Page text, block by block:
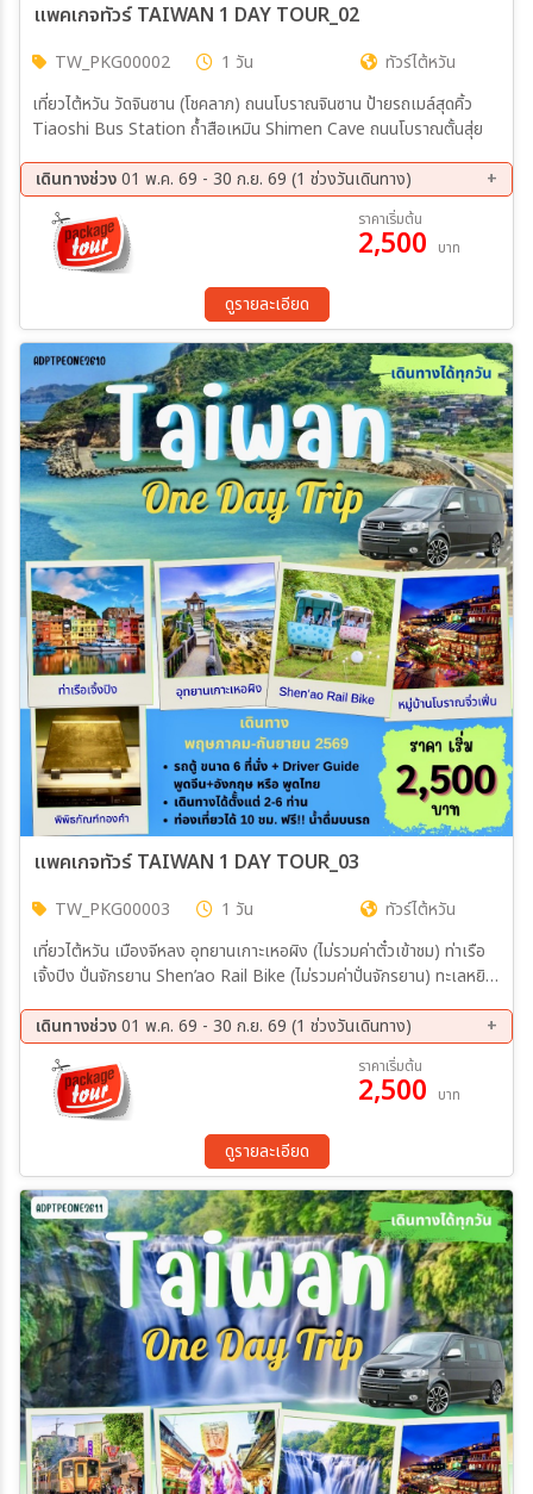
แพคเกจทัวร์ TAIWAN 1 DAY TOUR_02
TW_PKG00002 1 วัน
ทัวร์ไต้หวัน
เที่ยวไต้หวัน วัดจินซาน (โชคลาภ) ถนนโบราณจินซาน ป้ายรถเมล์สุดคิ้ว
Tiaoshi Bus Station ถ้ำสือเหมิน Shimen Cave ถนนโบราณตั้นสุ่ย
เดินทางช่วง01 พ.ค. 69 - 30 ก.ย. 69 (1 ช่วงวันเดินทาง)
ราคาเริ่มต้น
2,500 บาท
ดูรายละเอียด
แพคเกจทัวร์ TAIWAN 1 DAY TOUR_03
TW_PKG00003 1 วัน
ทัวร์ไต้หวัน
เที่ยวไต้หวัน เมืองจีหลง อุทยานเกาะเหอผิง (ไม่รวมค่าตั๋วเข้าชม) ท่าเรือ
เจิ้งปิง ปั่นจักรยาน Shen’ao Rail Bike (ไม่รวมค่าปั่นจักรยาน) ทะเลหยิน
เดินทางช่วง01 พ.ค. 69 - 30 ก.ย. 69 (1 ช่วงวันเดินทาง)
ราคาเริ่มต้น
2,500 บาท
ดูรายละเอียด